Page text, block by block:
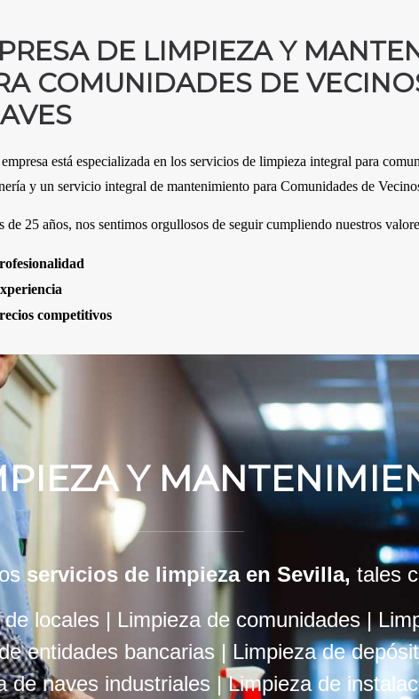
DE LIMPIEZA Y
COMUNIDADES DE
está especializada en los servicios de limpieza integral para
y un servicio integral de mantenimiento para Comunidades de
de 25 años, nos sentimos orgullosos de seguir cumpliendo nuestros
competitivos
Y
servicios de limpieza en Sevilla, tales
locales | Limpieza de comunidades |
entidades bancarias | Limpieza de
de naves industriales |Limpieza de